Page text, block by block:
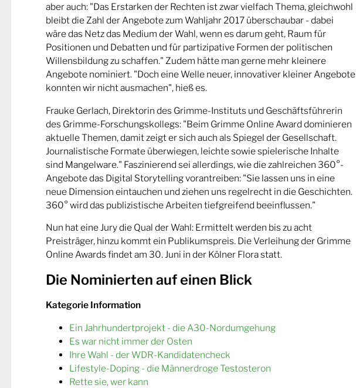
aber auch: "Das Erstarken der Rechten ist zwar vielfach Thema, gleichwohl
bleibt die Zahl der Angebote zum Wahljahr 2017 überschaubar - dabei
wäre das Netz das Medium der Wahl, wenn es darum geht, Raum für
Positionen und Debatten und für partizipative Formen der politischen
Willensbildung zu schaffen." Zudem hätte man gerne mehr kleinere
Angebote nominiert. "Doch eine Welle neuer, innovativer kleiner Angebote
konnten wir nicht ausmachen", hieß es.
Frauke Gerlach, Direktorin des Grimme-Instituts und Geschäftsführerin
des Grimme-Forschungskollegs: "Beim Grimme Online Award dominieren
aktuelle Themen, damit zeigt er sich auch als Spiegel der Gesellschaft.
Journalistische Formate überwiegen, leichte sowie spielerische Inhalte
sind Mangelware." Faszinierend sei allerdings, wie die zahlreichen 360°-
Angebote das Digital Storytelling vorantreiben: "Sie lassen uns in eine
neue Dimension eintauchen und ziehen uns regelrecht in die Geschichten.
360° wird das publizistische Arbeiten tiefgreifend beeinflussen."
Nun hat eine Jury die Qual der Wahl: Ermittelt werden bis zu acht
Preisträger, hinzu kommt ein Publikumspreis. Die Verleihung der Grimme
Online Awards findet am 30. Juni in der Kölner Flora statt.
Die Nominierten auf einen Blick
Kategorie Information
Ein Jahrhundertprojekt - die A30-Nordumgehung
Es war nicht immer der Osten
Ihre Wahl - der WDR-Kandidatencheck
Lifestyle-Doping - die Männerdroge Testosteron
Rette sie, wer kann